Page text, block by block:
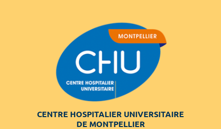
CENTRE HOSPITALIER UNIVERSITAIRE
DE MONTPELLIER